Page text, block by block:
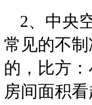
2、中央
常见的不
的，比方
房间面积